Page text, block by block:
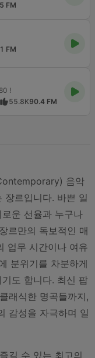
FM
FM
!
55.8K90.4 FM
음악
장르입니다. 바쁜 일
운 선율과 누구나
르만의 독보적인 매
업무 시간이나 여유
분위기를 차분하게
도 합니다. 최신 팝
래식한 명곡들까지,
감성을 자극하며 일
길 수 있는 최고의